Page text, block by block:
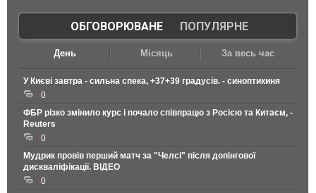
ОБГОВОРЮВАНЕ| ПОПУЛЯРНЕ
День Місяць За весь час
У Києві завтра - сильна спека, +37+39 градусів. - синоптикиня
0
ФБР різко змінило курс і почало співпрацю з Росією та Китаєм, -
Reuters
0
Мудрик провів перший матч за "Челсі" після допінгової
дискваліфікації. ВІДЕО
0